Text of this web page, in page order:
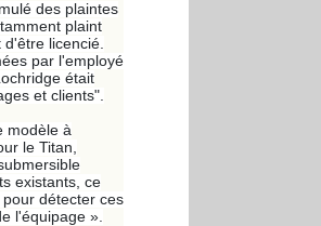
des plaintes
plaint
licencié.
par l'employé
était
et clients".
modèle à
le Titan,
existants, ce
détecter ces
l'équipage ».